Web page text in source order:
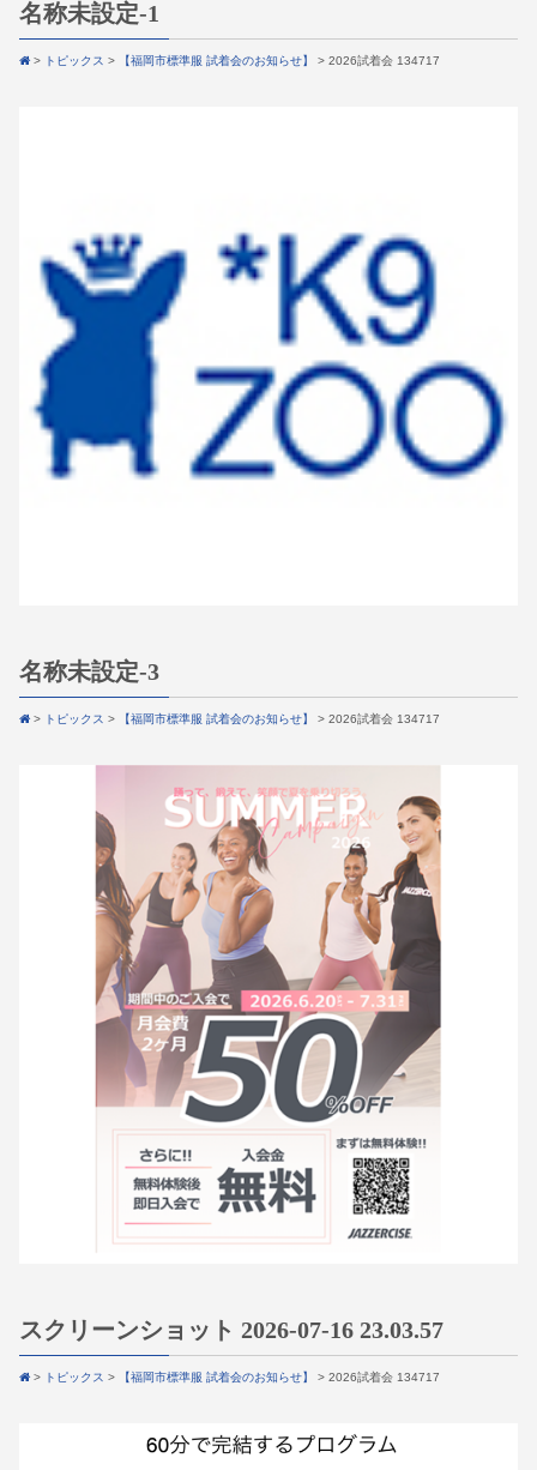
名称未設定-1
> トピックス > 【福岡市標準服 試着会のお知らせ】 > 2026試着会 134717
名称未設定-3
> トピックス > 【福岡市標準服 試着会のお知らせ】 > 2026試着会 134717
スクリーンショット 2026-07-16 23.03.57
> トピックス > 【福岡市標準服 試着会のお知らせ】 > 2026試着会 134717